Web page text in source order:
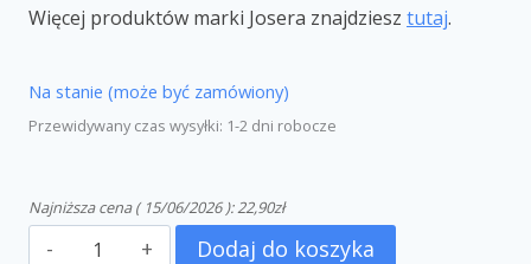
Więcej produktów marki Josera znajdziesz tutaj.
Na stanie (może być zamówiony)
Przewidywany czas wysyłki: 1-2 dni robocze
Najniższa cena (15/06/2026):22,90zł
Dodaj do koszyka